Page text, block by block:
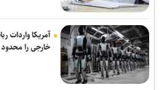
آمریکا واردات
خارجی را